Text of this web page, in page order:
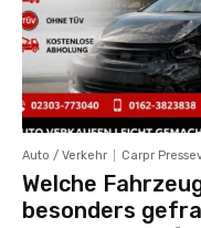
Auto / Verkehr Carpr
Welche
besonders